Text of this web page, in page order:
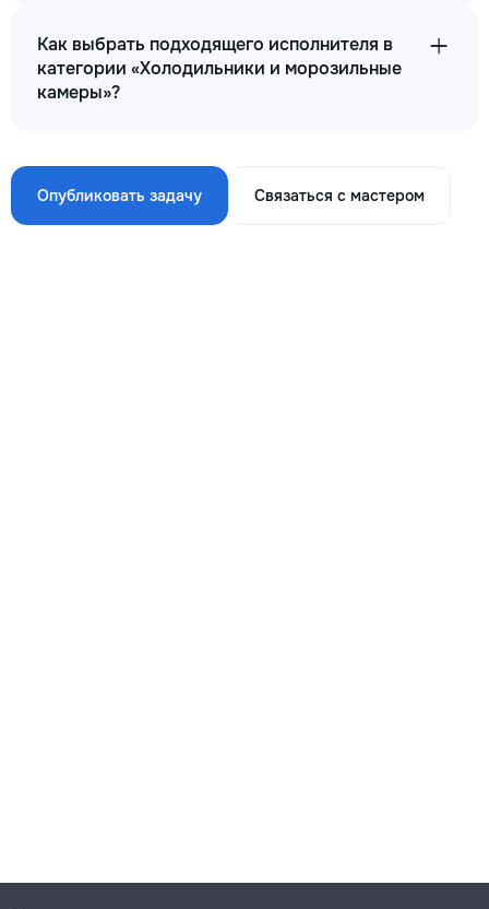
Как выбрать подходящего исполнителя в
категории «Холодильники и морозильные
камеры»?
Опубликовать задачу Связаться с мастером